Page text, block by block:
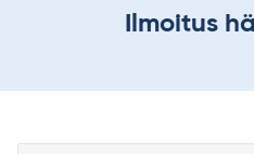
Ilmoitus